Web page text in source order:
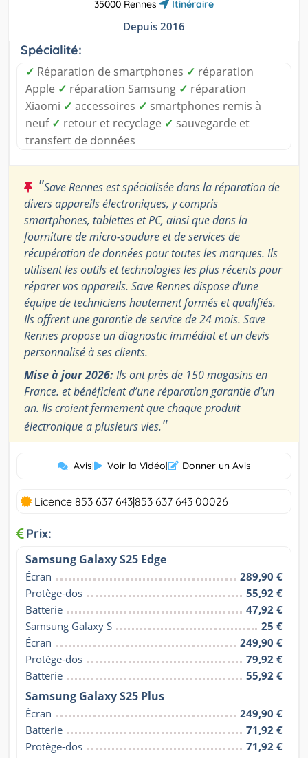
35000 Rennes Itinéraire
Depuis 2016
Spécialité:
✓ Réparation de smartphones ✓ réparation
Apple ✓ réparation Samsung ✓ réparation
Xiaomi ✓ accessoires ✓ smartphones remis à
neuf ✓ retour et recyclage ✓ sauvegarde et
transfert de données
"Save Rennes est spécialisée dans la réparation de
divers appareils électroniques, y compris
smartphones, tablettes et PC, ainsi que dans la
fourniture de micro-soudure et de services de
récupération de données pour toutes les marques. Ils
utilisent les outils et technologies les plus récents pour
réparer vos appareils. Save Rennes dispose d’une
équipe de techniciens hautement formés et qualifiés.
Ils offrent une garantie de service de 24 mois. Save
Rennes propose un diagnostic immédiat et un devis
personnalisé à ses clients.
Mise à jour 2026:Ils ont près de 150 magasins en
France. et bénéficient d’une réparation garantie d’un
an. Ils croient fermement que chaque produit
électronique a plusieurs vies."
Avis| Voir la Vidéo| Donner un Avis
Licence 853 637 643|853 637 643 00026
Prix:
Samsung Galaxy S25 Edge
Écran
289,90 €
Protège-dos
55,92 €
Batterie
47,92 €
Samsung Galaxy S
25 €
Écran
249,90 €
Protège-dos
79,92 €
Batterie
55,92 €
Samsung Galaxy S25 Plus
Écran
249,90 €
Batterie
71,92 €
Protège-dos
71,92 €